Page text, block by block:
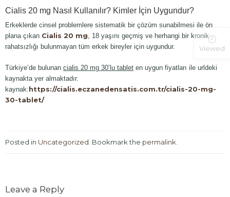
Cialis 20 mg Nasıl Kullanılır? Kimler İçin Uygundur?
Erkeklerde cinsel problemlere sistematik bir çözüm sunabilmesi ile ön
plana çıkan Cialis 20 mg , 18 yaşını geçmiş ve herhangi bir kronik
rahatsızlığı bulunmayan tüm erkek bireyler için uygundur.
Türkiye’de bulunan cialis 20 mg 30’lu tableten uygun fiyatları ile urldeki
kaynakta yer almaktadır.
kaynak:https://cialis.eczanedensatis.com.tr/cialis-20-mg-
30-tablet/
Posted in Uncategorized . Bookmark the permalink
Leave a Reply
Viewed